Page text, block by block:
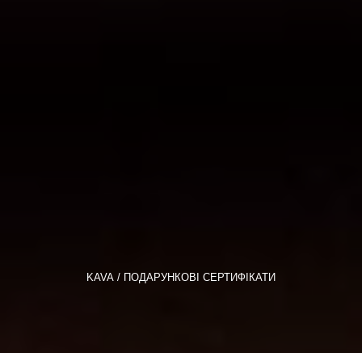
KAVA ПОДАРУНКОВІ СЕРТИФІКАТИ